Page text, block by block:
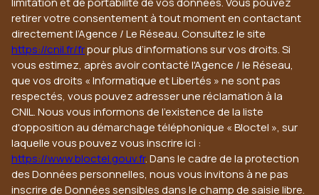
retirer votre consentement à tout moment en contactant
directement l’Agence / Le Réseau. Consultez le site
https://cnil.fr/frpour plus d’informations sur vos droits. Si
vous estimez, après avoir contacté l'Agence / le Réseau,
que vos droits « Informatique et Libertés » ne sont pas
respectés, vous pouvez adresser une réclamation à la
CNIL. Nous vous informons de l’existence de la liste
d'opposition au démarchage téléphonique « Bloctel », sur
laquelle vous pouvez vous inscrire ici :
https://www.bloctel.gouv.fr. Dans le cadre de la protection
des Données personnelles, nous vous invitons à ne pas
inscrire de Données sensibles dans le champ de saisie libre.